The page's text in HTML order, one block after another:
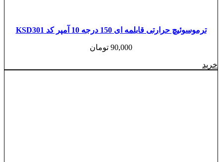
ترموسوئیچ حرارتی قابلمه ای 150 درجه 10 آمپر کد KSD301
90,000 تومان
خرید